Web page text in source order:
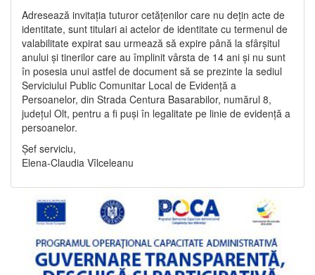
Adresează invitația tuturor cetățenilor care nu dețin acte de
identitate, sunt titulari ai actelor de identitate cu termenul de
valabilitate expirat sau urmează să expire până la sfârșitul
anului și tinerilor care au împlinit vârsta de 14 ani și nu sunt
în posesia unui astfel de document să se prezinte la sediul
Serviciului Public Comunitar Local de Evidență a
Persoanelor, din Strada Centura Basarabilor, numărul 8,
județul Olt, pentru a fi puși în legalitate pe linie de evidență a
persoanelor.
Șef serviciu,
Elena-Claudia Vîlceleanu